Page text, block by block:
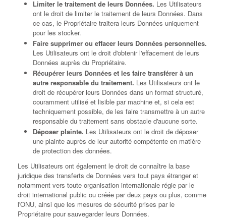
Limiter le traitement de leurs Données. Les Utilisateurs
ont le droit de limiter le traitement de leurs Données. Dans
ce cas, le Propriétaire traitera leurs Données uniquement
pour les stocker.
Faire supprimer ou effacer leurs Données personnelles.
Les Utilisateurs ont le droit d'obtenir l'effacement de leurs
Données auprès du Propriétaire.
Récupérer leurs Données et les faire transférer à un
autre responsable du traitement. Les Utilisateurs ont le
droit de récupérer leurs Données dans un format structuré,
couramment utilisé et lisible par machine et, si cela est
techniquement possible, de les faire transmettre à un autre
responsable du traitement sans obstacle d'aucune sorte.
Déposer plainte. Les Utilisateurs ont le droit de déposer
une plainte auprès de leur autorité compétente en matière
de protection des données.
Les Utilisateurs ont également le droit de connaître la base
juridique des transferts de Données vers tout pays étranger et
notamment vers toute organisation internationale régie par le
droit international public ou créée par deux pays ou plus, comme
l'ONU, ainsi que les mesures de sécurité prises par le
Propriétaire pour sauvegarder leurs Données.